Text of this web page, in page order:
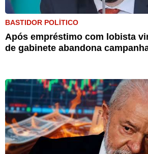
BASTIDOR POLÍTICO
Após empréstimo com lobista
de gabinete abandona